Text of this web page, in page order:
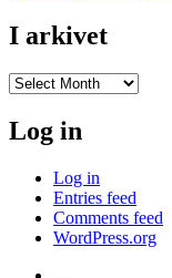
I arkivet
Log in
Log in
Entries feed
Comments feed
WordPress.org